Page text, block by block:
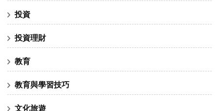
投資
投資理財
教育
教育與學習技巧
文化旅遊